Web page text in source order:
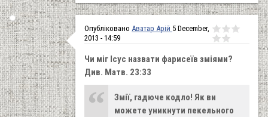
Опубліковано Аватар Арій 5 December,
2013 - 14:59
Чи міг Ісус назвати фарисеїв зміями?
Див. Матв. 23:33
Змії, гадюче кодло! Як ви
можете уникнути пекельного